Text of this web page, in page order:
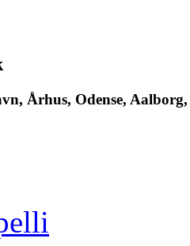
Århus, Odense,